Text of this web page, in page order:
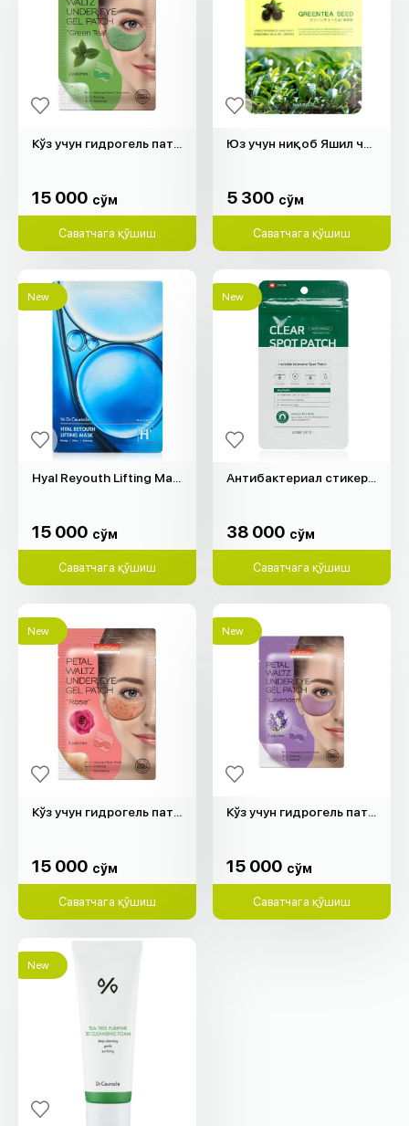
15 000 cўм
Саватчага қўшиш
5 300 cўм
Саватчага қўшиш
New
15 000 cўм
Саватчага қўшиш
New
38 000 cўм
Саватчага қўшиш
New
Кўз учун гидрогель патч "Purederm" (атиргул, 2 дона)
15 000 cўм
Саватчага қўшиш
New
Кўз учун гидрогель патч "Purederm" (лаванда, 2 дона)
15 000 cўм
Саватчага қўшиш
New